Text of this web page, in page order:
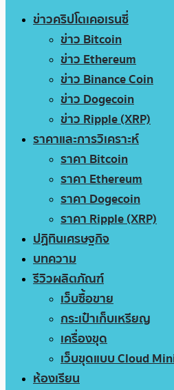
ข่าวคริปโตเคอเรนซี่
ข่าว Bitcoin
ข่าว Ethereum
ข่าว Binance Coin
ข่าว Dogecoin
ข่าว Ripple (XRP)
ราคาและการวิเคราะห์
ราคา Bitcoin
ราคา Ethereum
ราคา Dogecoin
ราคา Ripple (XRP)
ปฏิทินเศรษฐกิจ
บทความ
รีวิวผลิตภัณฑ์
เว็บซื้อขาย
กระเป๋าเก็บเหรียญ
เครื่องขุด
เว็บขุดแบบ Cloud
ห้องเรียน